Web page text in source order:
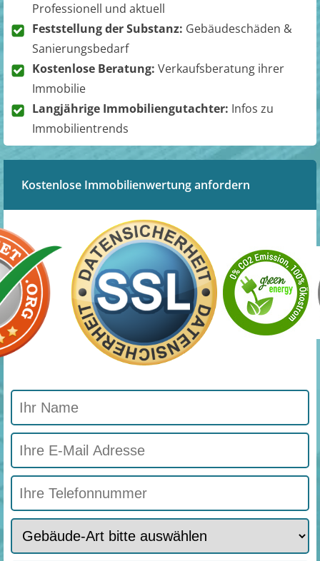
Professionell und aktuell
Feststellung der Substanz: Gebäudeschäden &
Sanierungsbedarf
Kostenlose Beratung: Verkaufsberatung ihrer
Immobilie
Langjährige Immobiliengutachter: Infos zu
Immobilientrends
Kostenlose Immobilienwertung anfordern